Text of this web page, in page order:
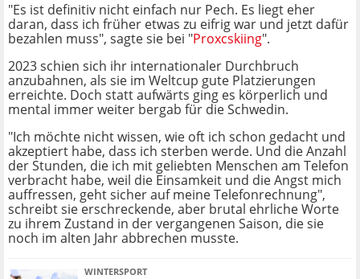
"Es ist definitiv nicht einfach nur Pech. Es liegt eher
daran, dass ich früher etwas zu eifrig war und jetzt dafür
bezahlen muss", sagte sie bei "Proxcskiing".
2023 schien sich ihr internationaler Durchbruch
anzubahnen, als sie im Weltcup gute Platzierungen
erreichte. Doch statt aufwärts ging es körperlich und
mental immer weiter bergab für die Schwedin.
"Ich möchte nicht wissen, wie oft ich schon gedacht und
akzeptiert habe, dass ich sterben werde. Und die Anzahl
der Stunden, die ich mit geliebten Menschen am Telefon
verbracht habe, weil die Einsamkeit und die Angst mich
auffressen, geht sicher auf meine Telefonrechnung",
schreibt sie erschreckende, aber brutal ehrliche Worte
zu ihrem Zustand in der vergangenen Saison, die sie
noch im alten Jahr abbrechen musste.
WINTERSPORT